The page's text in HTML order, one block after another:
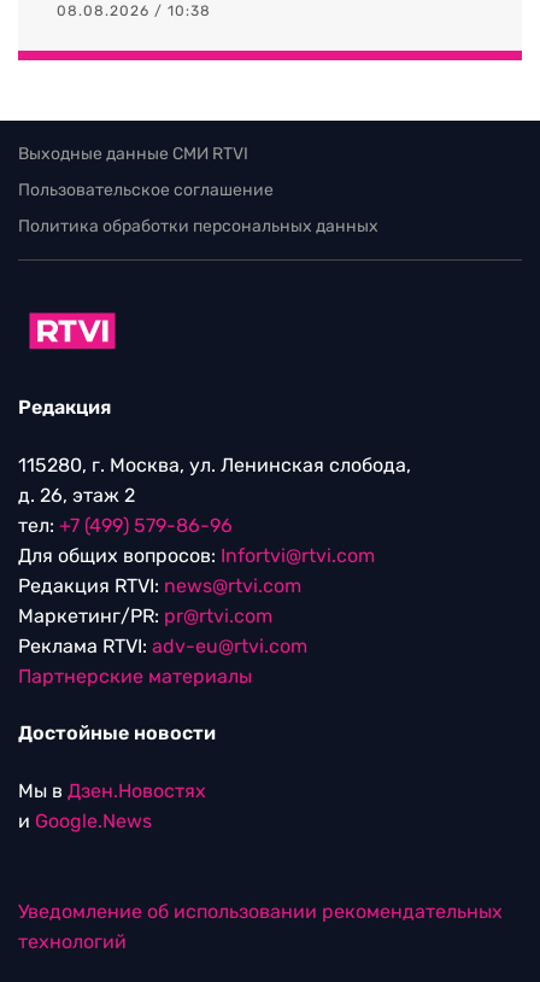
08.08.2026 / 10:38
Выходные данные СМИ RTVI
Пользовательское соглашение
Политика обработки персональных данных
Редакция
115280, г. Москва, ул. Ленинская слобода,
д. 26, этаж 2
тел: +7 (499) 579-86-96
Для общих вопросов: Infortvi@rtvi.com
Редакция RTVI: news@rtvi.com
Маркетинг/PR: pr@rtvi.com
Реклама RTVI: adv-eu@rtvi.com
Партнерские материалы
Достойные новости
Мы в Дзен.Новостях
и Google.News
Уведомление об использовании рекомендательных
технологий